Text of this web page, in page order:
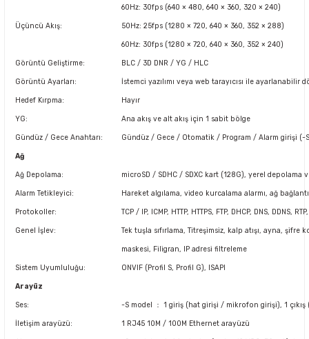
60Hz: 30fps (640 × 480, 640 × 360, 320 × 240)
Üçüncü Akış: 50Hz: 25fps (1280 × 720, 640 × 360, 352 × 288)
60Hz: 30fps (1280 × 720, 640 × 360, 352 × 240)
Görüntü Geliştirme: BLC / 3D DNR / YG / HLC
Görüntü Ayarları: İstemci yazılımı veya web tarayıcısı ile
Hedef Kırpma: Hayır
YG: Ana akış ve alt akış için 1 sabit bölge
Gündüz / Gece Anahtarı: Gündüz / Gece / Otomatik / Program / Alarm girişi (-
Ağ
Ağ Depolama: microSD / SDHC / SDXC kart (128G), yerel depolama
Alarm Tetikleyici: Hareket algılama, video kurcalama alarmı, ağ
Protokoller: TCP / IP, ICMP, HTTP, HTTPS, FTP, DHCP, DNS, DDNS,
Genel İşlev: Tek tuşla sıfırlama, Titreşimsiz, kalp atışı, ayna, şifre
maskesi, Filigran, IP adresi filtreleme
Sistem Uyumluluğu: ONVIF (Profil S, Profil G), ISAPI
Arayüz
Ses: -S model ： 1 giriş (hat girişi / mikrofon girişi), 1 çıkış
İletişim arayüzü: 1 RJ45 10M / 100M Ethernet arayüzü